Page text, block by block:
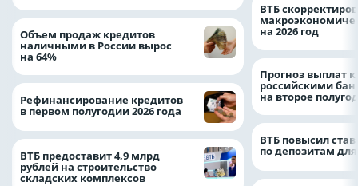
Объем продаж кредитов
наличными в России вырос
на 64%
Рефинансирование кредитов
в первом полугодии 2026 года
ВТБ предоставит 4,9 млрд
рублей на строительство
складских комплексов
ВТБ
на 2026 год
Прогноз выплат
российскими
на второе
ВТБ повысил
по депозитам